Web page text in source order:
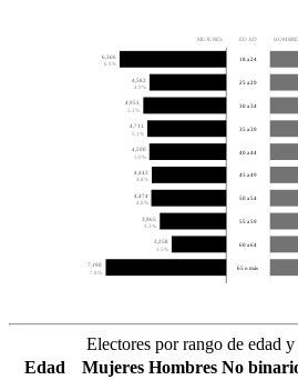
MUJERES EDAD
6,366
6.9%
18 a 24
4,582
4.9%
25 a 29
4,951
5.3%
30 a 34
4,711
5.1%
35 a 39
4,590
5.0%
40 a 44
4,443
4.8%
45 a 49
4,474
4.8%
50 a 54
3,965
4.3%
55 a 59
3,258
3.5%
60 a 64
7,190
7.8%
65 o más
Electores por rango de edad y
Edad
Mujeres Hombres No